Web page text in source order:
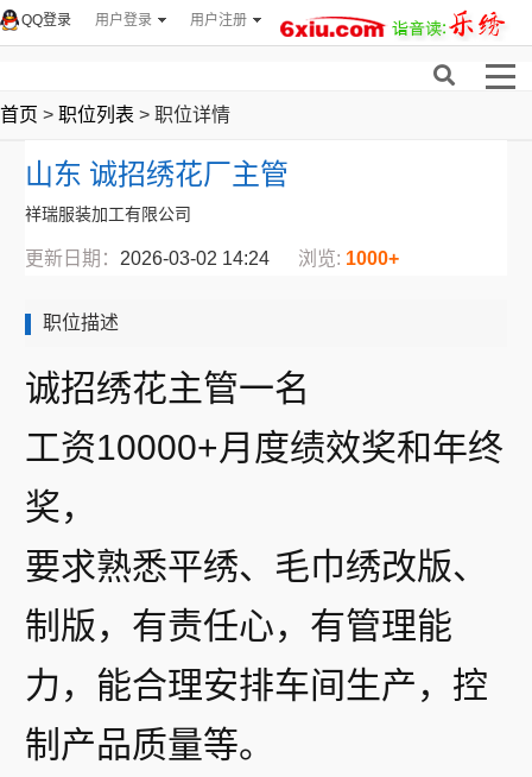
用户登录 用户注册
QQ登录
首页 > 职位列表 > 职位详情
山东 诚招绣花厂主管
祥瑞服装加工有限公司
更新日期： 2026-03-02 14:24 浏览: 1000+
职位描述
诚招绣花主管一名
工资10000+月度绩效奖和年终
奖，
要求熟悉平绣、毛巾绣改版、
制版，有责任心，有管理能
力，能合理安排车间生产，控
制产品质量等。